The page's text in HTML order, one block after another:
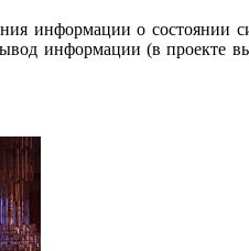
информации о состоянии
информации (в проекте